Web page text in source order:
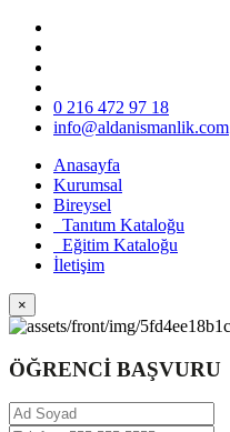
0 216 472 97 18
info@aldanismanlik.com
Anasayfa
Kurumsal
Bireysel
Tanıtım Kataloğu
Eğitim Kataloğu
İletişim
×
ÖĞRENCİ BAŞVURU